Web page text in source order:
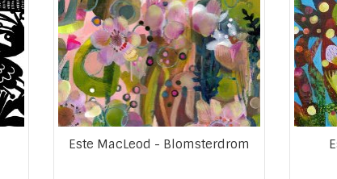
Este MacLeod - Blomsterdrom